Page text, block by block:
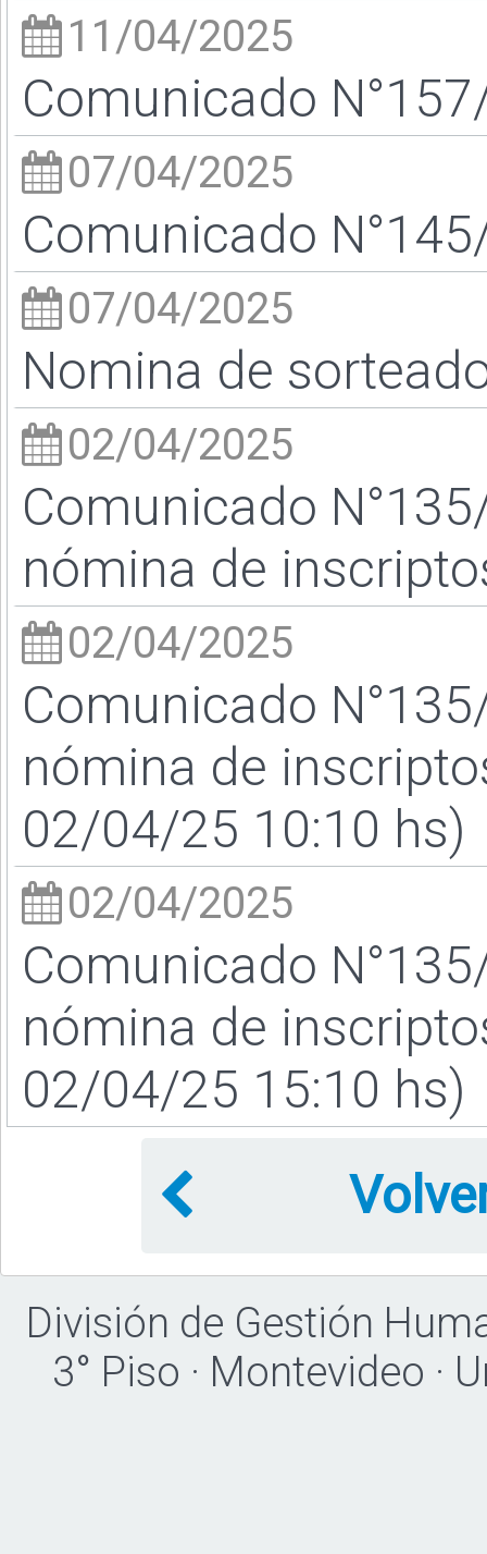
11/04/2025
Comunicado
07/04/2025
Comunicado
07/04/2025
Nomina de
02/04/2025
Comunicado
nómina de
02/04/2025
Comunicado
nómina de
02/04/25 10:10 hs)
02/04/2025
Comunicado
nómina de
02/04/25 15:10 hs)
División de Gestión
3° Piso · Montevideo ·